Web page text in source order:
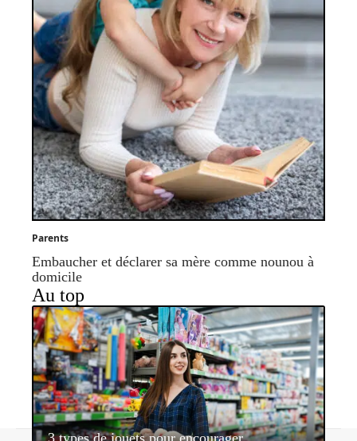
Parents
Embaucher et déclarer sa mère comme nounou à
domicile
Au top